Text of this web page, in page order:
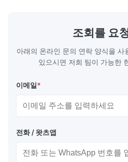
distribution in production
Plate Features Complex, Burr
조회를 요
아래의 온라인 문의 연락 양식을 사
있으시면 저희 팀이 가능한
이메일*
전화 / 왓츠앱